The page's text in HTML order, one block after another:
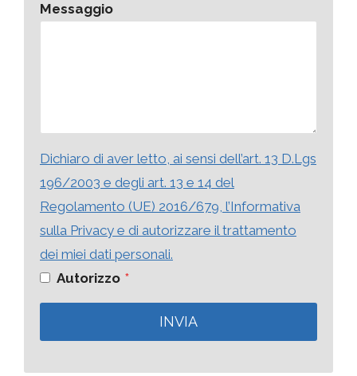
Messaggio
Dichiaro di aver letto, ai sensi dell’art. 13 D.Lgs
196/2003 e degli art. 13 e 14 del
Regolamento (UE) 2016/679, l’Informativa
sulla Privacy e di autorizzare il trattamento
dei miei dati personali.
Autorizzo *
INVIA